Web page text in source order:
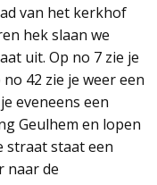
van het kerkhof
hek slaan we
uit. Op no 7 zie je
42 zie je weer een
eveneens een
Geulhem en lopen
straat staat een
naar de